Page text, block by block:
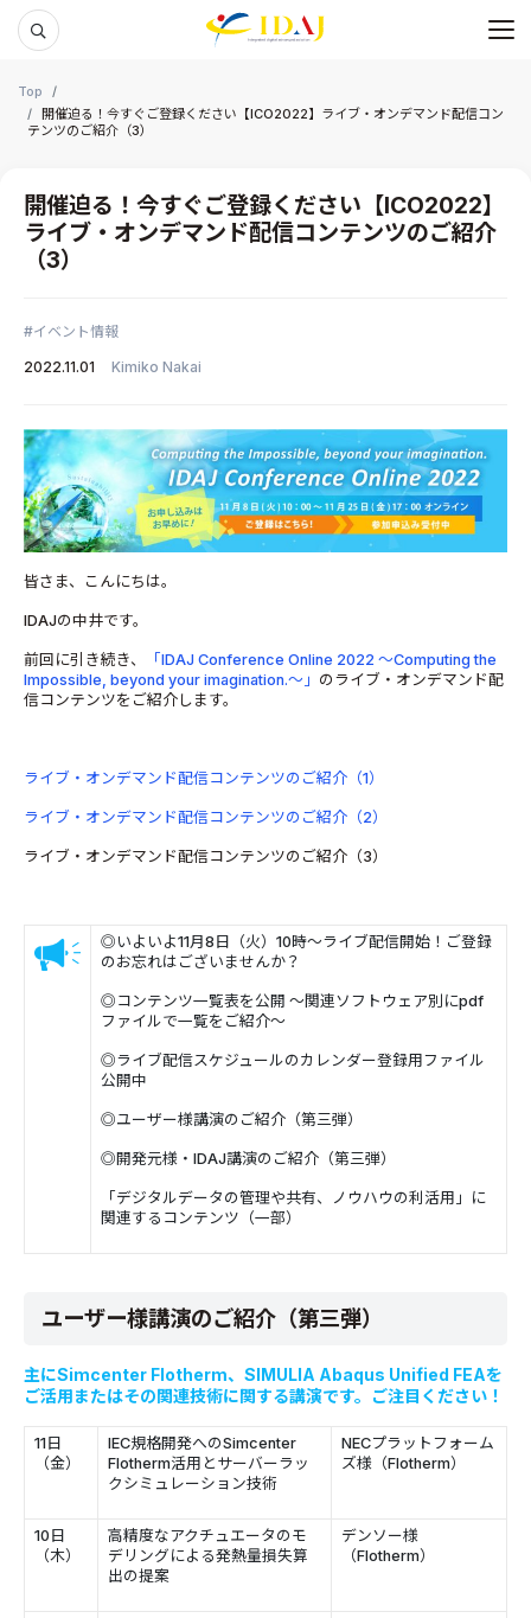
メ
Top
開催迫る！今すぐご登録ください【ICO2022】ライブ・オンデマンド配信コン
テンツのご紹介（3）
開催迫る！今すぐご登録ください【ICO2022】
ライブ・オンデマンド配信コンテンツのご紹介
（3）
イベント情報
2022.11.01
Kimiko Nakai
皆さま、こんにちは。
IDAJの中井です。
前回に引き続き、
「IDAJ Conference Online 2022 ～Computing the
Impossible, beyond your imagination.～」 のライブ・オンデマンド配
信コンテンツをご紹介します。
ライブ・オンデマンド配信コンテンツのご紹介（1）
ライブ・オンデマンド配信コンテンツのご紹介（2）
ライブ・オンデマンド配信コンテンツのご紹介（3）
◎いよいよ11月8日（火）10時～ライブ配信開始！ご登録
のお忘れはございませんか？
◎コンテンツ一覧表を公開 ～関連ソフトウェア別にpdf
ファイルで一覧をご紹介～
◎ライブ配信スケジュールのカレンダー登録用ファイル
公開中
◎ユーザー様講演のご紹介（第三弾）
◎開発元様・IDAJ講演のご紹介（第三弾）
「デジタルデータの管理や共有、ノウハウの利活用」に
関連するコンテンツ（一部）
ユーザー様講演のご紹介（第三弾）
主にSimcenter Flotherm、SIMULIA Abaqus Unified FEAを
ご活用またはその関連技術に関する講演です。ご注目ください！
11日
（金）
IEC規格開発へのSimcenter
Flotherm活用とサーバーラッ
クシミュレーション技術
NECプラットフォーム
ズ様（Flotherm）
10日
（木）
高精度なアクチュエータのモ
デリングによる発熱量損失算
出の提案
デンソー様
（Flotherm）